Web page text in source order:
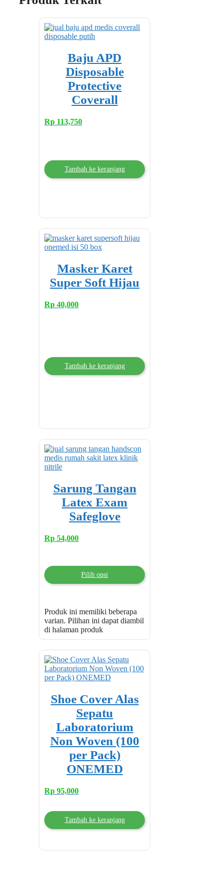
Baju APD
Disposable
Protective
Coverall
Rp 113,750
Tambah ke keranjang
Masker Karet
Super Soft Hijau
Rp 40,000
Tambah ke keranjang
Sarung Tangan
Latex Exam
Safeglove
Rp 54,000
Pilih opsi
Produk ini memiliki beberapa
varian. Pilihan ini dapat diambil
di halaman produk
Shoe Cover Alas
Sepatu
Laboratorium
Non Woven (100
per Pack)
ONEMED
Rp 95,000
Tambah ke keranjang